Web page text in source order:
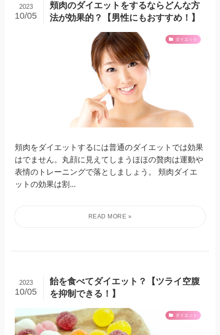
頬肉のダイエットをするならどんな方
法が効果的？【男性にもおすすめ！】
2023
10/05
ダイエット
頬肉をダイエットするには普通のダイエットでは効果
はでません。丸顔に見えてしまうほほの贅肉は運動や
表情のトレーニングで落としましょう。 頬肉ダイエ
ットの効果は割...
飴を食べてダイエット？【ツライ空腹
を抑制できる！】
2023
10/05
ダイエット